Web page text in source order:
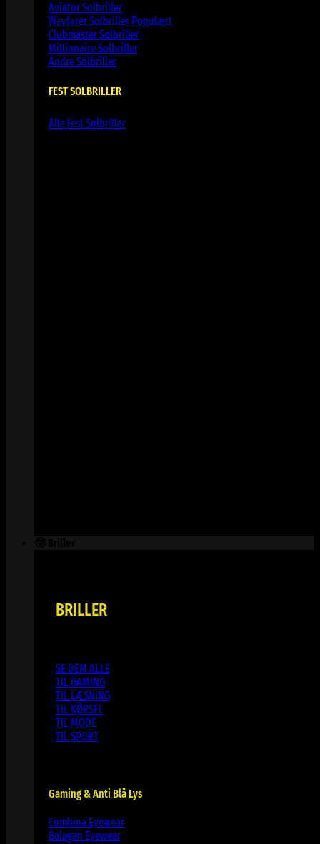
Aviator Solbriller
Wayfarer Solbriller
Clubmaster Solbriller
Millionaire Solbriller
Andre Solbriller
FEST SOLBRILLER
Alle Fest Solbriller
BRILLER
SE DEM ALLE
TIL GAMING
TIL LÆSNING
TIL KØRSEL
TIL MODE
TIL SPORT
Gaming & Anti Blå Lys
Combina Eyewear
Balagan Eyewear